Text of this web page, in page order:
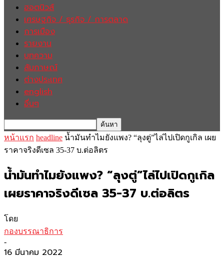
ฮอตนิวส์
เศรษฐกิจ / ธุรกิจ / การตลาด
การเมือง
รายงาน
บทความ
สัมภาษณ์
ต่างประเทศ
english
อื่นๆ
หน้าแรก headline น้ำมันทำไมยังแพง? “ลุงตู่”ไล่ไปเปิดกูเกิล เผย
ราคาจริงดีเซล 35-37 บ.ต่อลิตร
น้ำมันทำไมยังแพง? “ลุงตู่”ไล่ไปเปิดกูเกิล
เผยราคาจริงดีเซล 35-37 บ.ต่อลิตร
โดย
กองบรรณาธิการ
-
16 มีนาคม 2022